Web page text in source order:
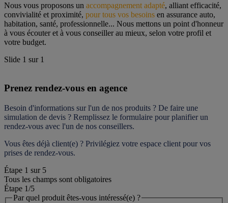
Nous vous proposons un accompagnement adapté, alliant efficacité,
convivialité et proximité, pour tous vos besoins en assurance auto,
habitation, santé, professionnelle... Nous mettons un point d'honneur
à vous écouter et à vous conseiller au mieux, selon votre profil et
votre budget.
Slide 1 sur 1
Prenez rendez-vous en agence
Besoin d'informations sur l'un de nos produits ? De faire une
simulation de devis ? Remplissez le formulaire pour planifier un
rendez-vous avec l'un de nos conseillers.
Vous êtes déjà client(e) ? Privilégiez votre espace client pour vos
prises de rendez-vous.
Étape 1 sur 5
Tous les champs sont obligatoires
Étape 1/5
Par quel produit êtes-vous intéressé(e) ?